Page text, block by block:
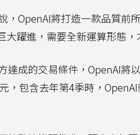
，OpenAI將打造一款品質前
大躍進，需要全新運算形態，
達成的交易條件，OpenAI將
，包含去年第4季時，